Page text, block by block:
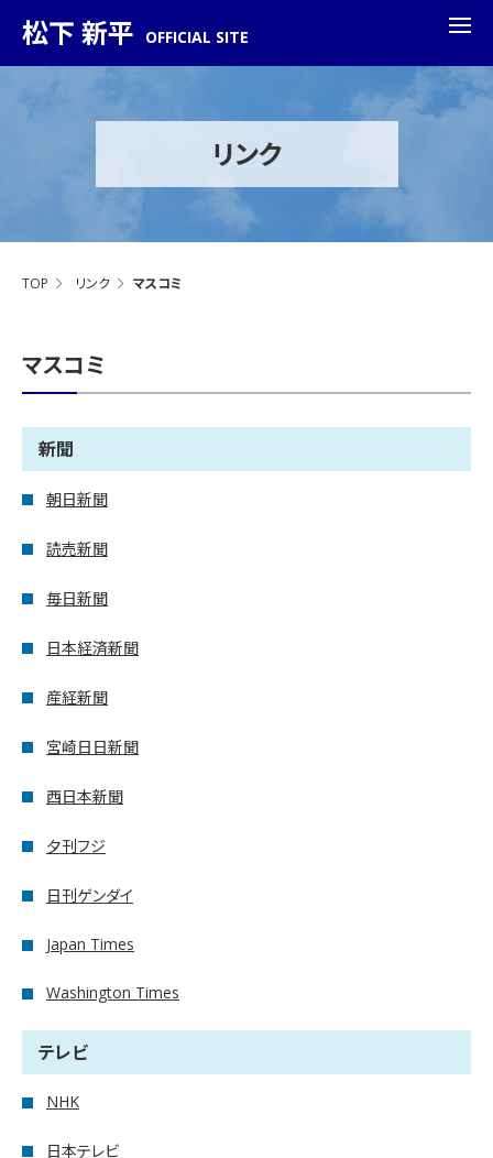
松下 新平 OFFICIAL SITE
リンク
TOP リンク マスコミ
マスコミ
新聞
朝日新聞
読売新聞
毎日新聞
日本経済新聞
産経新聞
宮崎日日新聞
西日本新聞
夕刊フジ
日刊ゲンダイ
Japan Times
Washington Times
テレビ
NHK
日本テレビ